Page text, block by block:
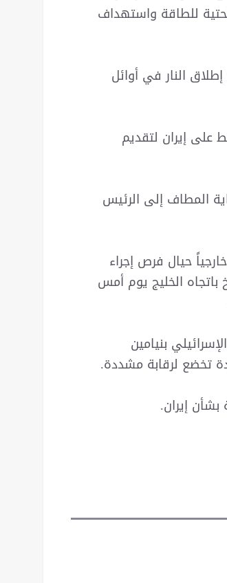
للطاقة واستهداف
النار في أوائل
إيران لتقديم
المطاف إلى الرئيس
حيال فرص إجراء
باتجاه الخليج يوم أمس
بنيامين
تخضع لرقابة مشددة.
بشأن إيران.